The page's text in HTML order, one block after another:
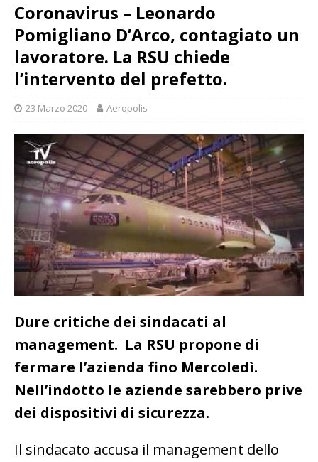
Coronavirus – Leonardo
Pomigliano D’Arco, contagiato un
lavoratore. La RSU chiede
l’intervento del prefetto.
23 Marzo 2020 Aeropolis
Dure critiche dei sindacati al
management. La RSU propone di
fermare l’azienda fino Mercoledì.
Nell’indotto le aziende sarebbero prive
dei dispositivi di sicurezza.
Il sindacato accusa il management dello